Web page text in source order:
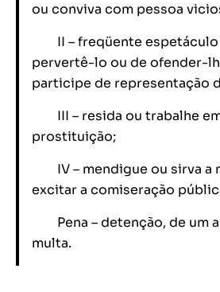
ou conviva com pessoa
II – freqüente espetáculo
pervertê-lo ou de ofender-
participe de representação
III – resida ou trabalhe
prostituição;
IV – mendigue ou sirva a
excitar a comiseração
Pena – detenção, de um a
multa.